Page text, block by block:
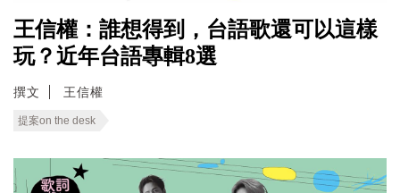
王信權：誰想得到，台語歌還可以這樣
玩？近年台語專輯8選
撰文 王信權
提案on the desk